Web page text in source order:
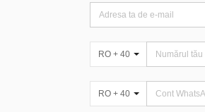
RO + 40
RO + 40